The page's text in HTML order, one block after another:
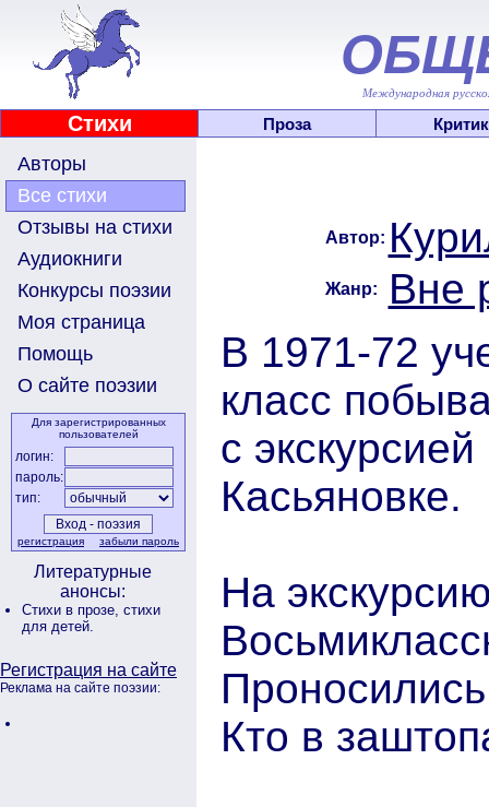
Международная
Стихи Проза
Авторы
Все стихи
Отзывы на стихи
Аудиокниги
Конкурсы поэзии
Моя страница
Помощь
О сайте поэзии
Для зарегистрированных
пользователей
логин:
пароль:
тип:
регистрация забыли пароль
Литературные
анонсы:
Стихи в прозе, стихи
для детей.
Регистрация на сайте
Реклама на сайте поэзии:
Автор:
Жанр:
Вне
В 1971-72
класс
с
Касьяновке.
На
Кто в